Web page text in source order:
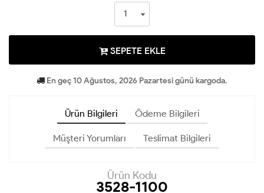
SEPETE EKLE
En geç 10 Ağustos, 2026 Pazartesi günü kargoda.
Ürün Bilgileri Ödeme Bilgileri
Müşteri Yorumları Teslimat Bilgileri
Ürün Kodu
3528-1100